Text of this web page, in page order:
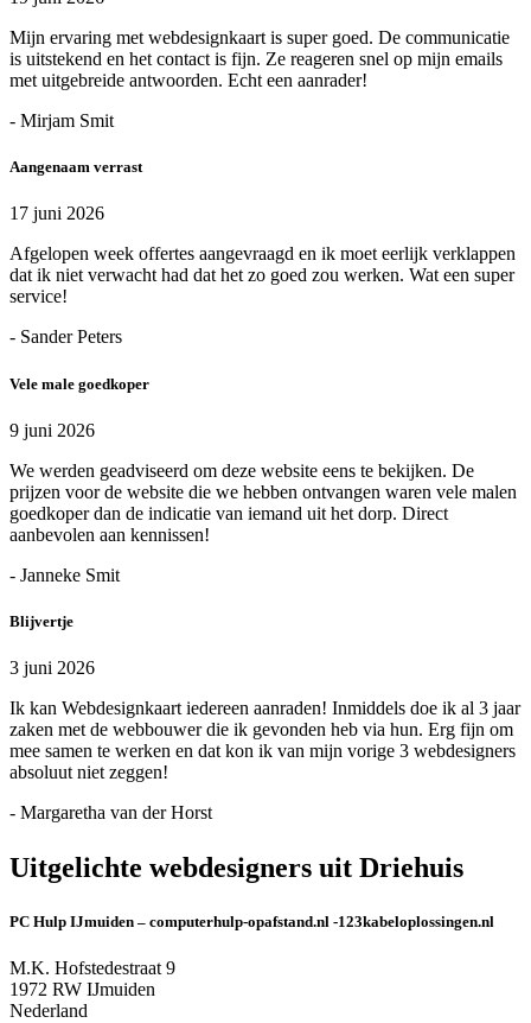
Mijn ervaring met webdesignkaart is super goed. De communicatie
is uitstekend en het contact is fijn. Ze reageren snel op mijn emails
met uitgebreide antwoorden. Echt een aanrader!
- Mirjam Smit
Aangenaam verrast
17 juni 2026
Afgelopen week offertes aangevraagd en ik moet eerlijk verklappen
dat ik niet verwacht had dat het zo goed zou werken. Wat een super
service!
- Sander Peters
Vele male goedkoper
9 juni 2026
We werden geadviseerd om deze website eens te bekijken. De
prijzen voor de website die we hebben ontvangen waren vele malen
goedkoper dan de indicatie van iemand uit het dorp. Direct
aanbevolen aan kennissen!
- Janneke Smit
Blijvertje
3 juni 2026
Ik kan Webdesignkaart iedereen aanraden! Inmiddels doe ik al 3 jaar
zaken met de webbouwer die ik gevonden heb via hun. Erg fijn om
mee samen te werken en dat kon ik van mijn vorige 3 webdesigners
absoluut niet zeggen!
- Margaretha van der Horst
Uitgelichte webdesigners uit Driehuis
PC Hulp IJmuiden – computerhulp-opafstand.nl -123kabeloplossingen.nl
M.K. Hofstedestraat 9
1972 RW IJmuiden
Nederland